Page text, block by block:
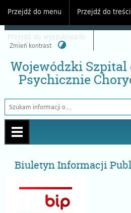
Przejdź do menu Przejdź do treści
Przejdź do wyszukiwarki
Zmień kontrast
Wojewódzki
Psychicznie
Biuletyn Informacji